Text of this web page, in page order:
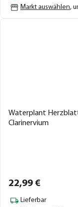
Markt auswählen,
Waterplant
Clarinervium
22,99 €
Lieferbar